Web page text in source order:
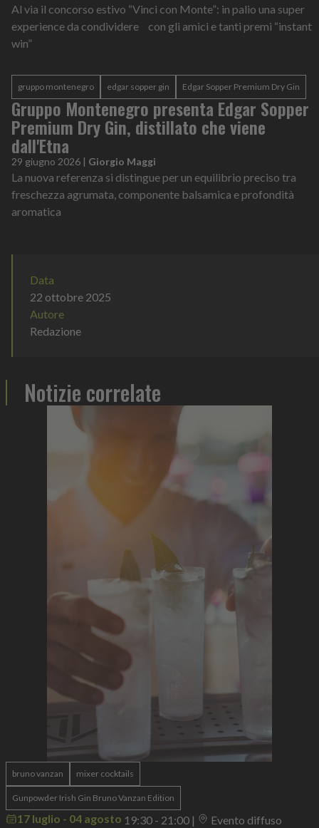
Al via il concorso estivo “Vinci con Monte”: in palio una super
experience da condividere con gli amici e tanti premi “instant
win”
gruppo montenegro edgar sopper gin Edgar Sopper Premium Dry Gin
Gruppo Montenegro presenta Edgar Sopper
Premium Dry Gin, distillato che viene
dall'Etna
29 giugno 2026 | Giorgio Maggi
La nuova referenza si distingue per un equilibrio preciso tra
freschezza agrumata, componente balsamica e profondità
aromatica
Data
22 ottobre 2025
Autore
Redazione
Notizie correlate
bruno vanzan mixer cocktails
Gunpowder Irish Gin Bruno Vanzan Edition
17 luglio - 04 agosto 19:30 - 21:00 | Evento diffuso